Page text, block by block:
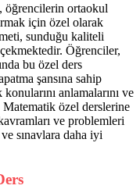
öğrencilerin ortaokul
için özel olarak
sunduğu kaliteli
Öğrenciler,
bu özel ders
şansına sahip
anlamalarını ve
Matematik özel derslerine
ve problemleri
sınavlara daha iyi